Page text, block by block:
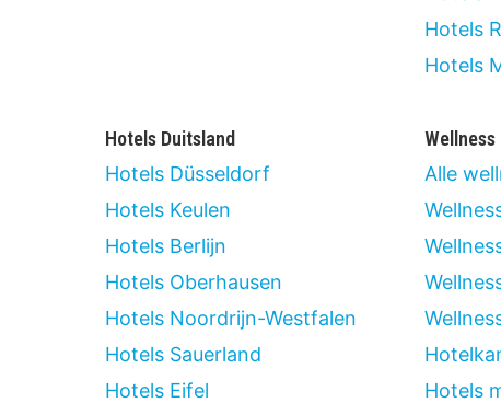
Hotels
Hotels
Hotels Duitsland
Hotels Düsseldorf
Hotels Keulen
Hotels Berlijn
Hotels Oberhausen
Hotels Noordrijn-Westfalen
Hotels Sauerland
Hotels Eifel
Wellness
Alle
Hotels